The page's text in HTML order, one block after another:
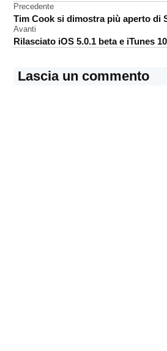
auricolare
design
iPhone
Navigazione
articoli
Precedente
Tim Cook si dimostra più aperto di
Avanti
Rilasciato iOS 5.0.1 beta e iTunes
Lascia un commento